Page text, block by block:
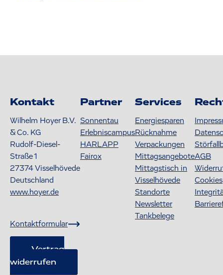
Kontakt
Wilhelm Hoyer B.V.
& Co. KG
Rudolf-Diesel-
Straße 1
27374Visselhövede
Deutschland
www.hoyer.de
Kontaktformular
Vertrag
widerrufen
Partner
Sonnentau
Erlebniscampus
HARLAPP
Fairox
Services
Energiesparen
Rücknahme
Verpackungen
Mittagsangebote
Mittagstisch in
Visselhövede
Standorte
Newsletter
Tankbelege
AGB
Cookies